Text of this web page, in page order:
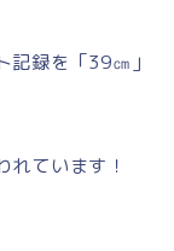
記録を「39㎝」
れています！